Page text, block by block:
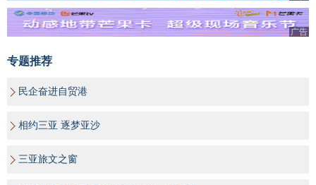
广告
专题推荐
民企奋进自贸港
相约三亚 逐梦亚沙
三亚旅文之窗